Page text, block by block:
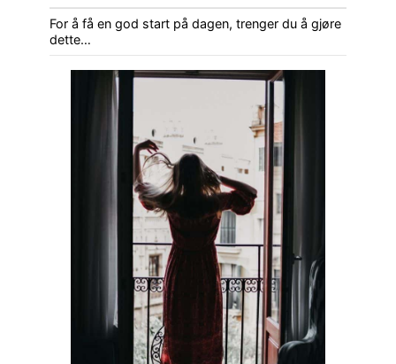
For å få en god start på dagen, trenger du å gjøre
dette…